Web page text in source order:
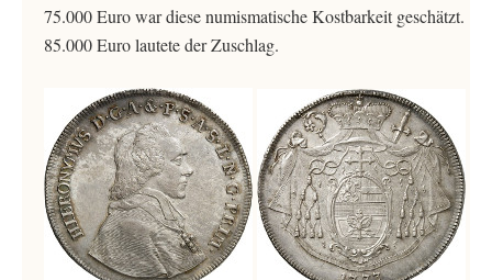
75.000 Euro war diese numismatische Kostbarkeit geschätzt.
85.000 Euro lautete der Zuschlag.